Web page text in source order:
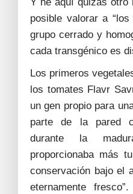
posible valorar a
grupo cerrado y
cada transgénico es
Los primeros
los tomates Flavr
un gen propio para
parte de la pared
durante la
proporcionaba más
conservación bajo el
eternamente